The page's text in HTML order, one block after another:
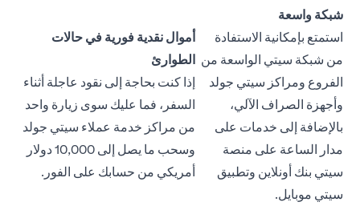
شبكة واسعة
استمتع بإمكانية الاستفادة
من شبكة سيتي الواسعة من
الفروع ومراكز سيتي جولد
وأجهزة الصراف الآلي،
بالإضافة إلى خدمات على
مدار الساعة على منصة
سيتي بنك أونلاين وتطبيق
سيتي موبايل.
أموال نقدية فورية في حالات
الطوارئ
إذا كنت بحاجة إلى نقود عاجلة أثناء
السفر، فما عليك سوى زيارة واحد
من مراكز خدمة عملاء سيتي جولد
وسحب ما يصل إلى 10,000 دولار
أمريكي من حسابك على الفور.